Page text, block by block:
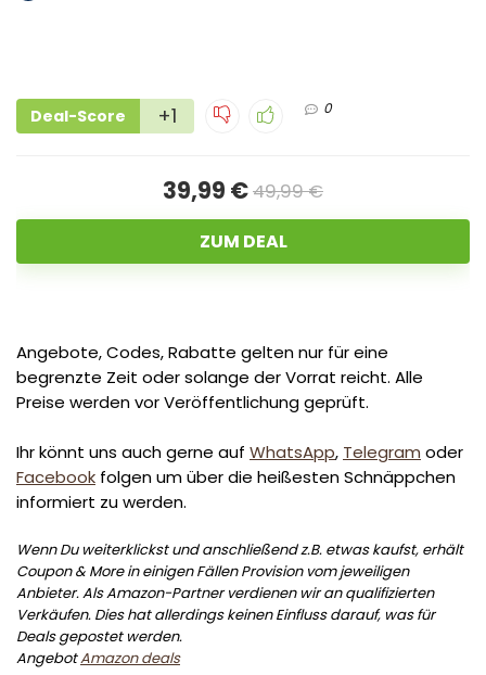
Deal-Score +1 0
39,99 €49,99 €
ZUM DEAL
Angebote, Codes, Rabatte gelten nur für eine
begrenzte Zeit oder solange der Vorrat reicht. Alle
Preise werden vor Veröffentlichung geprüft.
Ihr könnt uns auch gerne auf WhatsApp, Telegram oder
Facebook folgen um über die heißesten Schnäppchen
informiert zu werden.
Wenn Du weiterklickst und anschließend z.B. etwas kaufst, erhält
Coupon & More in einigen Fällen Provision vom jeweiligen
Anbieter. Als Amazon-Partner verdienen wir an qualifizierten
Verkäufen. Dies hat allerdings keinen Einfluss darauf, was für
Deals gepostet werden.
AngebotAmazon deals